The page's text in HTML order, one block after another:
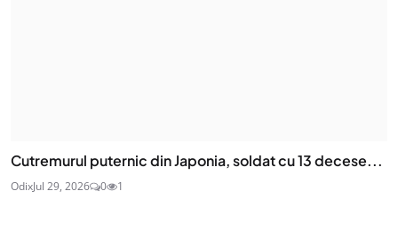
Cutremurul puternic din Japonia, soldat cu 13 decese...
OdixJul 29, 2026 0 1